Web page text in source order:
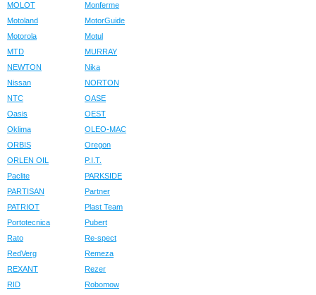
MOLOT
Monferme
Motoland
MotorGuide
Motorola
Motul
MTD
MURRAY
NEWTON
Nika
Nissan
NORTON
NTC
OASE
Oasis
OEST
Oklima
OLEO-MAC
ORBIS
Oregon
ORLEN OIL
P.I.T.
Paclite
PARKSIDE
PARTISAN
Partner
PATRIOT
Plast Team
Portotecnica
Pubert
Rato
Re-spect
RedVerg
Remeza
REXANT
Rezer
RID
Robomow